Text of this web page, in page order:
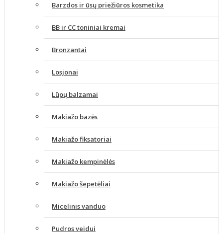
Barzdos ir ūsų priežiūros kosmetika
BB ir CC toniniai kremai
Bronzantai
Losjonai
Lūpų balzamai
Makiažo bazės
Makiažo fiksatoriai
Makiažo kempinėlės
Makiažo šepetėliai
Micelinis vanduo
Pudros veidui